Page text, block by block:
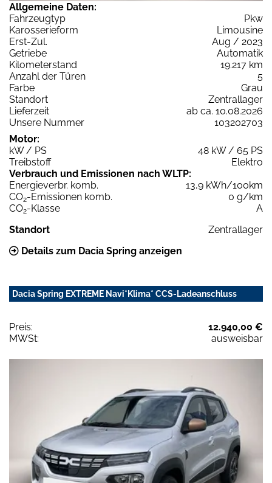
Allgemeine Daten:
Fahrzeugtyp
Pkw
Karosserieform
Limousine
Erst-Zul.
Aug / 2023
Getriebe
Automatik
Kilometerstand
19.217 km
Anzahl der Türen
5
Farbe
Grau
Standort
Zentrallager
Lieferzeit
ab ca. 10.08.2026
Unsere Nummer
103202703
Motor:
kW / PS
48 kW / 65 PS
Treibstoff
Elektro
Verbrauch und Emissionen nach WLTP:
Energieverbr. komb.
13,9 kWh/100km
CO2-Emissionen komb.
0 g/km
CO2-Klasse
A
Standort
Zentrallager
Details zum Dacia Spring anzeigen
Dacia Spring EXTREME Navi*Klima* CCS-Ladeanschluss
Preis:
12.940,00 €
MWSt:
ausweisbar